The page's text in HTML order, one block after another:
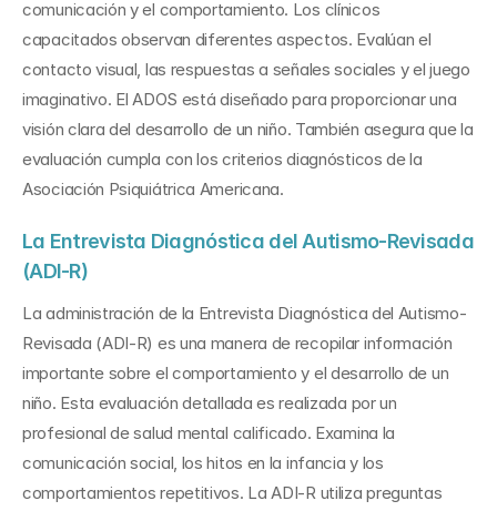
comunicación y el comportamiento. Los clínicos
capacitados observan diferentes aspectos. Evalúan el
contacto visual, las respuestas a señales sociales y el juego
imaginativo. El ADOS está diseñado para proporcionar una
visión clara del desarrollo de un niño. También asegura que la
evaluación cumpla con los criterios diagnósticos de la
Asociación Psiquiátrica Americana.
La Entrevista Diagnóstica del Autismo-Revisada
(ADI-R)
La administración de la Entrevista Diagnóstica del Autismo-
Revisada (ADI-R) es una manera de recopilar información
importante sobre el comportamiento y el desarrollo de un
niño. Esta evaluación detallada es realizada por un
profesional de salud mental calificado. Examina la
comunicación social, los hitos en la infancia y los
comportamientos repetitivos. La ADI-R utiliza preguntas